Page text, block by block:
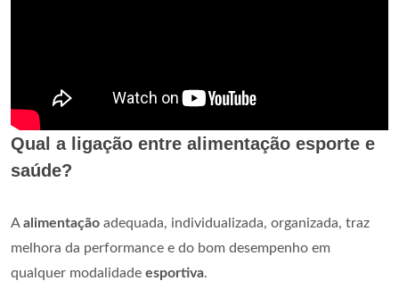
Qual a ligação entre alimentação esporte e
saúde?
Aalimentação adequada, individualizada, organizada, traz
melhora da performance e do bom desempenho em
qualquer modalidade esportiva.